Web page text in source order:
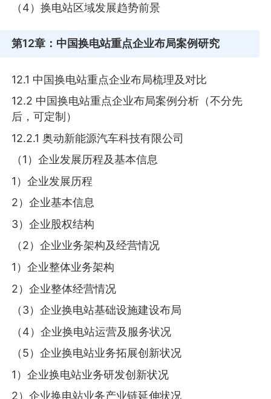
（4）换电站区域发展趋势前景
第12章 ：中国换电站重点企业布局案例研究
12.1 中国换电站重点企业布局梳理及对比
12.2 中国换电站重点企业布局案例分析（不分先
后，可定制）
12.2.1 奥动新能源汽车科技有限公司
（1）企业发展历程及基本信息
1）企业发展历程
2）企业基本信息
3）企业股权结构
（2）企业业务架构及经营情况
1）企业整体业务架构
2）企业整体经营情况
（3）企业换电站基础设施建设布局
（4）企业换电站运营及服务状况
（5）企业换电站业务拓展创新状况
1）企业换电站业务研发创新状况
2）企业换电站业务产业链延伸状况